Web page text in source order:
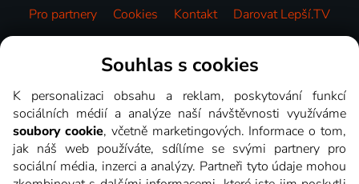
Pro partnery
Cookies Kontakt Darovat Lepší.TV
Videotéka
Souhlas s cookies
K personalizaci obsahu a reklam, poskytování funkcí
sociálních médií a analýze naší návštěvnosti využíváme
soubory cookie, včetně marketingových. Informace o tom,
jak náš web používáte, sdílíme se svými partnery pro
sociální média, inzerci a analýzy. Partneři tyto údaje mohou